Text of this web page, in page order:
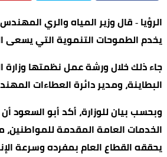
الرؤيا ‐ قال وزير المياه والري
يخدم الطموحات التنموية التي يسعى
جاء ذلك خلال ورشة عمل نظمتها وزارة
البطاينة، ومدير دائرة العطاءات
وبحسب بيان للوزارة، أكد أبو
الخدمات العامة المقدمة للمواطنين،
يحققه القطاع العام بمفرده وسرعة